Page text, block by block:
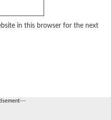
in this browser for the next